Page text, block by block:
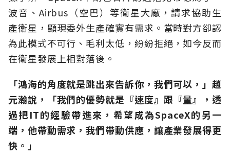
波音、Airbus（空巴）等衛星大廠，請求協助生
產衛星，顯現委外生產確實有需求。當時對方卻認
為此模式不可行、毛利太低，紛紛拒絕，如今反而
在衛星發展上相對落後。
「鴻海的角度就是跳出來告訴你，我們可以，」趙
元瀚說，「我們的優勢就是『速度』跟『量』，透
過把IT的經驗帶進來，希望成為SpaceX的另一
端，他帶動需求，我們帶動供應，讓產業發展得更
快。」